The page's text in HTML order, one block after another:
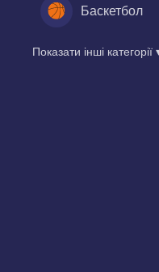
Баскетбол
Показати інші категорії